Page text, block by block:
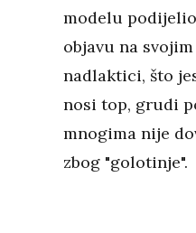
modelu
objavu na
nadlaktici, što
nosi top, grudi
mnogima nije
zbog "golotinje".